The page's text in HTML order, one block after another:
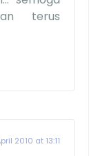
terus
2010 at 13:11